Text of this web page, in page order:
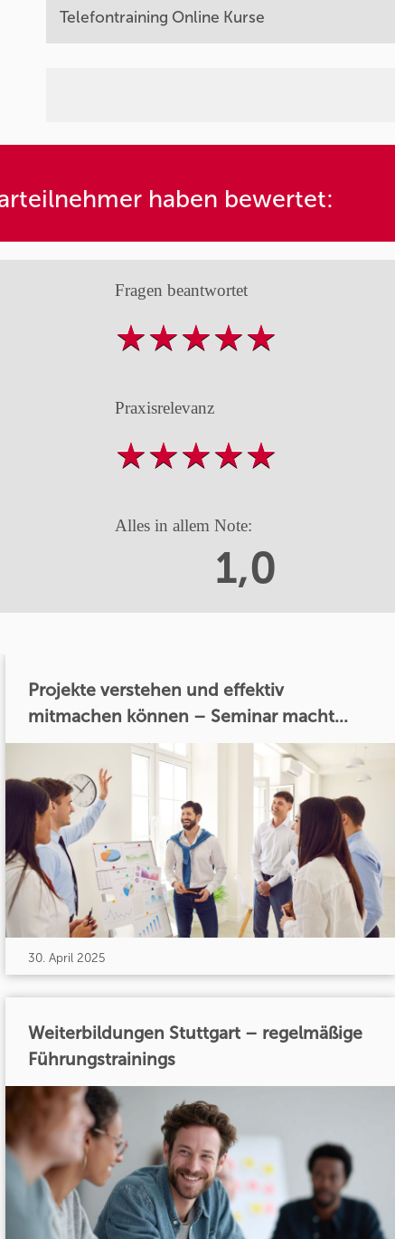
Telefontraining Online Kurse
haben bewertet:
Fragen beantwortet
Praxisrelevanz
Alles in allem Note:
1,0
Projekte verstehen und effektiv
mitmachen können – Seminar macht...
30. April 2025
Weiterbildungen Stuttgart – regelmäßige
Führungstrainings